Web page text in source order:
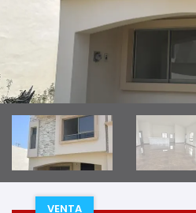
VENTA